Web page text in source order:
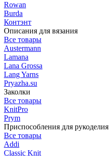
Rowan
Burda
Контэнт
Описания для вязания
Все товары
Austermann
Lamana
Lana Grossa
Lang Yarns
Pryazha.su
Заколки
Все товары
KnitPro
Prym
Приспособления для рукоделия
Все товары
Addi
Classic Knit